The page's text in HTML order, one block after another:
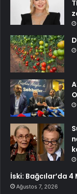
İski: Bağcılar’da
Ağustos 7, 2026